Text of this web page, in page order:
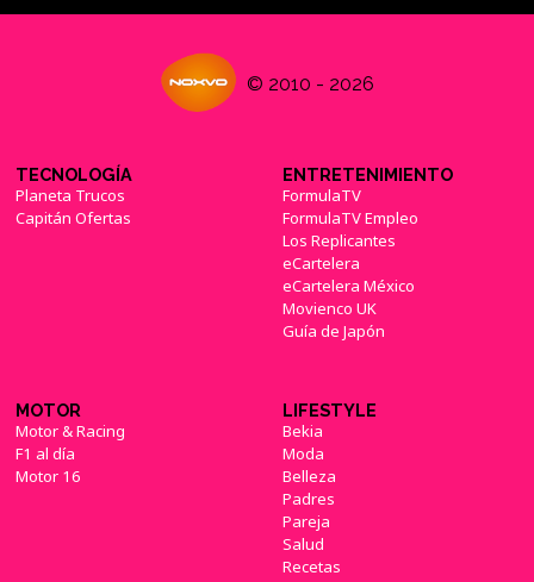
© 2010 - 2026
TECNOLOGÍA
Planeta Trucos
Capitán Ofertas
ENTRETENIMIENTO
FormulaTV
FormulaTV Empleo
Los Replicantes
eCartelera
eCartelera México
Movienco UK
Guía de Japón
MOTOR
Motor & Racing
F1 al día
Motor 16
LIFESTYLE
Bekia
Moda
Belleza
Padres
Pareja
Salud
Recetas